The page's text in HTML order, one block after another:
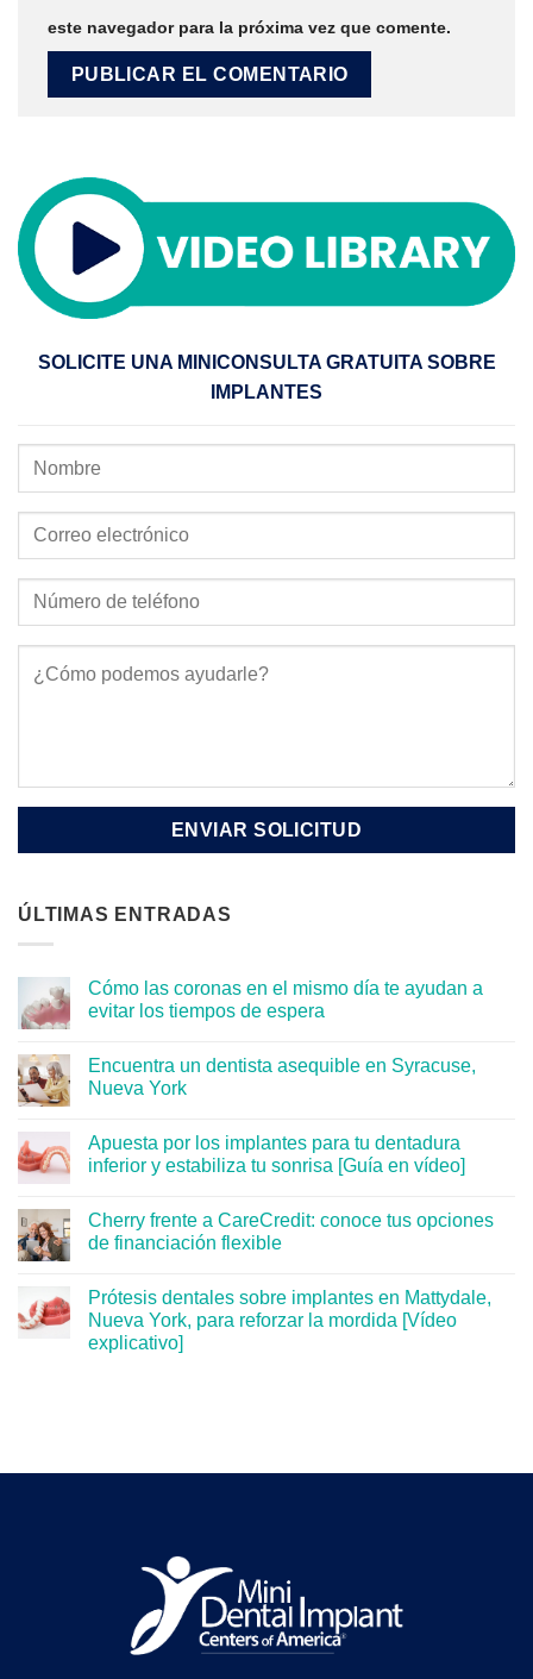
este navegador para la próxima vez que comente.
SOLICITE UNA MINICONSULTA GRATUITA SOBRE
IMPLANTES
ÚLTIMAS ENTRADAS
Cómo las coronas en el mismo día te ayudan a
evitar los tiempos de espera
Encuentra un dentista asequible en Syracuse,
Nueva York
Apuesta por los implantes para tu dentadura
inferior y estabiliza tu sonrisa [Guía en vídeo]
Cherry frente a CareCredit: conoce tus opciones
de financiación flexible
Prótesis dentales sobre implantes en Mattydale,
Nueva York, para reforzar la mordida [Vídeo
explicativo]